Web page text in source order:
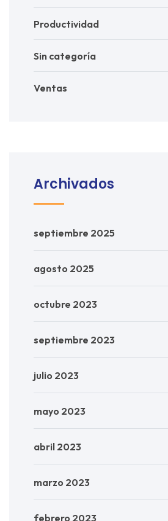
Productividad
Sin categoría
Ventas
Archivados
septiembre 2025
agosto 2025
octubre 2023
septiembre 2023
julio 2023
mayo 2023
abril 2023
marzo 2023
febrero 2023